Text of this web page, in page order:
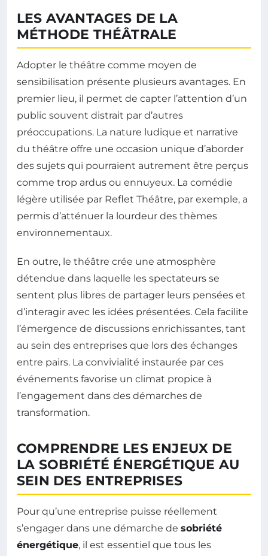
LES AVANTAGES DE LA
MÉTHODE THÉÂTRALE
Adopter le théâtre comme moyen de
sensibilisation présente plusieurs avantages. En
premier lieu, il permet de capter l’attention d’un
public souvent distrait par d’autres
préoccupations. La nature ludique et narrative
du théâtre offre une occasion unique d’aborder
des sujets qui pourraient autrement être perçus
comme trop ardus ou ennuyeux. La comédie
légère utilisée par Reflet Théâtre, par exemple, a
permis d’atténuer la lourdeur des thèmes
environnementaux.
En outre, le théâtre crée une atmosphère
détendue dans laquelle les spectateurs se
sentent plus libres de partager leurs pensées et
d’interagir avec les idées présentées. Cela facilite
l’émergence de discussions enrichissantes, tant
au sein des entreprises que lors des échanges
entre pairs. La convivialité instaurée par ces
événements favorise un climat propice à
l’engagement dans des démarches de
transformation.
COMPRENDRE LES ENJEUX DE
LA SOBRIÉTÉ ÉNERGÉTIQUE AU
SEIN DES ENTREPRISES
Pour qu’une entreprise puisse réellement
s’engager dans une démarche de sobriété
énergétique, il est essentiel que tous les